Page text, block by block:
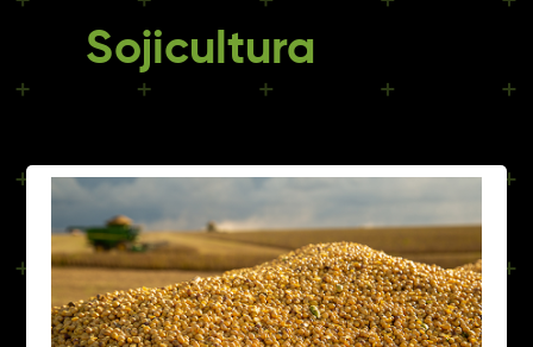
Sojicultura